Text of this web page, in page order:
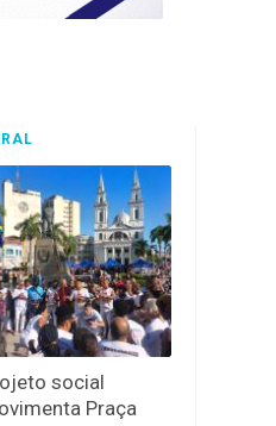
social
Praça